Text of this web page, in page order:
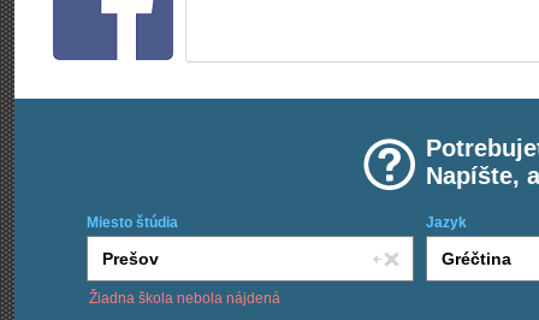
Napíšte,
Miesto štúdia Jazyk
Žiadna škola nebola nájdená